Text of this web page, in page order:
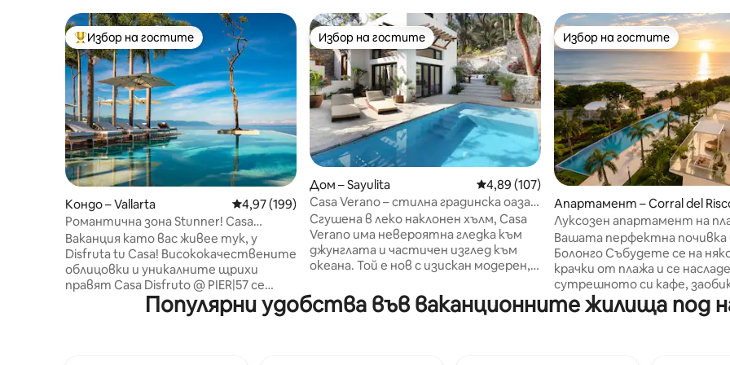
Най-популярен избор на гостите
Избор на гостите
Кондо – Vallarta Средна оценка: 4,97 от 5, 199 отзива
4,97 (199)
Романтична зона Stunner! Casa
Disfruto PV @ PIER|57
Ваканция като вас живее тук, y
Disfruta tu Casa! Висококачествените
облицовки и уникалните щрихи
правят Casa Disfruto @ PIER|57 се
откроява сред останалите. Този
разкошен по - нов имот предлага
Избор на гостите
Избор на гостите
Дом – Sayulita Средна оценка: 4,89 от 5, 107 отзива
4,89 (107)
Casa Verano – стилна градинска оаза в
северната част
Сгушена в леко наклонен хълм, Casa
Verano има невероятна гледка към
джунглата и частичен изглед към
океана. Той е нов с изискан модерен,
основни спални, всяка с баня и
тоалетна, двойни легла и климатик.
Избор на гостите
Избор на гостите
Апартамент – Corral del
Луксозен апартамент на
Болонго | Басейн и плажен
Вашата перфектна почивка
Болонго Събудете се на няколко
крачки от плажа и се
сутрешното си кафе,
от тучна тропическа
Прекарайте деня си в
Популярни удобства във ваканционните жилища под